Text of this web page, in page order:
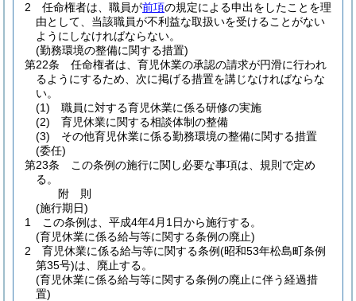
2
任命権者は、職員が前項の規定による申出をしたことを理
由として、当該職員が不利益な取扱いを受けることがない
ようにしなければならない。
(勤務環境の整備に関する措置)
第22条
任命権者は、育児休業の承認の請求が円滑に行われ
るようにするため、次に掲げる措置を講じなければならな
い。
(1)
職員に対する育児休業に係る研修の実施
(2)
育児休業に関する相談体制の整備
(3)
その他育児休業に係る勤務環境の整備に関する措置
(委任)
第23条
この条例の施行に関し必要な事項は、規則で定め
る。
附 則
(施行期日)
1
この条例は、平成4年4月1日から施行する。
(育児休業に係る給与等に関する条例の廃止)
2
育児休業に係る給与等に関する条例(昭和53年松島町条例
第35号)は、廃止する。
(育児休業に係る給与等に関する条例の廃止に伴う経過措
置)